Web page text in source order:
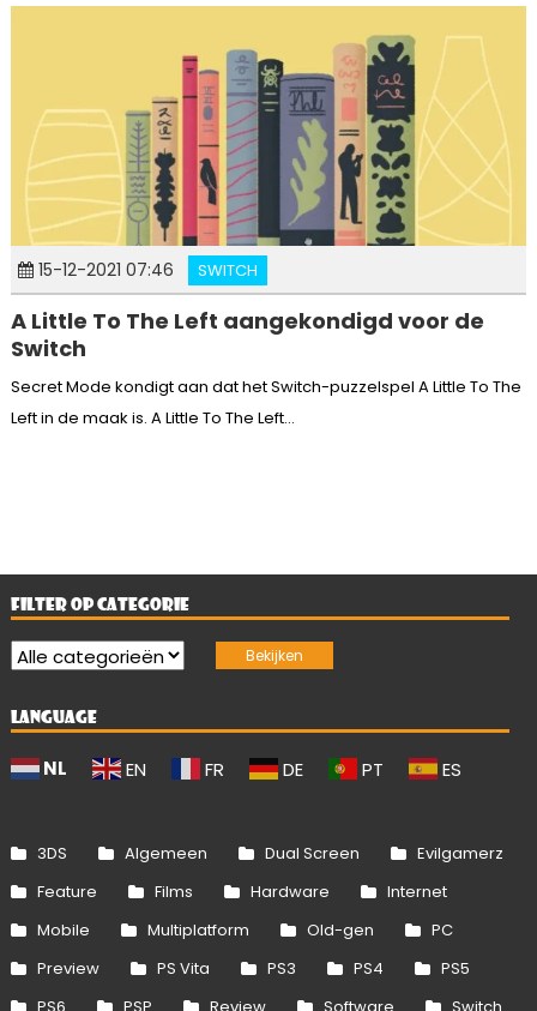
15-12-2021 07:46 SWITCH
A Little To The Left aangekondigd voor de
Switch
Secret Mode kondigt aan dat het Switch-puzzelspel A Little To The
Left in de maak is. A Little To The Left...
FILTER OP CATEGORIE
LANGUAGE
NL EN FR DE PT ES
3DS Algemeen Dual Screen
Evilgamerz
Feature
Films Hardware
Internet
Mobile
Multiplatform Old-gen
PC
Preview
PS Vita PS3 PS4
PS5